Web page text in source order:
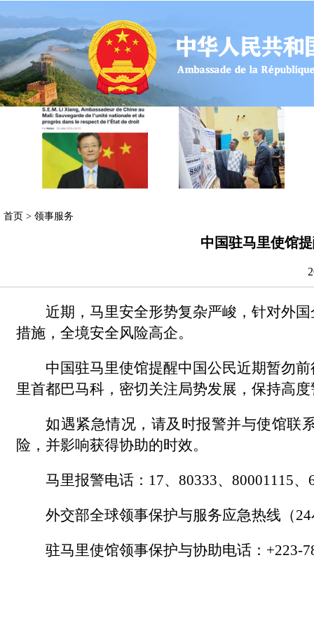
首页 > 领事服务
中国驻马里使馆
近期，马里安全形势复杂严峻，针对外
措施，全境安全风险高企。
中国驻马里使馆提醒中国公民近期暂勿
里首都巴马科，密切关注局势发展，保持高
如遇紧急情况，请及时报警并与使馆联
险，并影响获得协助的时效。
马里报警电话：17、80333、80001115、
外交部全球领事保护与服务应急热线（
驻马里使馆领事保护与协助电话：+223-